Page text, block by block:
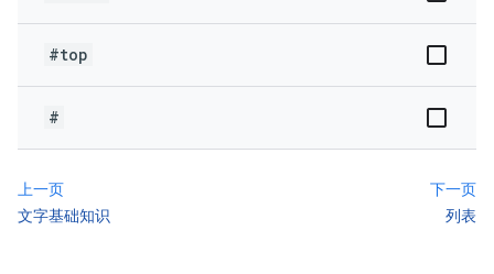
#top
#
上一页
文字基础知识
下一页
列表